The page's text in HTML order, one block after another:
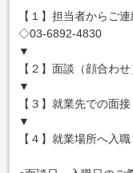
【１】担当者からご
◇03-6892-4830
▼
【２】面談（顔合わせ
▼
【３】就業先での面接
▼
【４】就業場所へ入職